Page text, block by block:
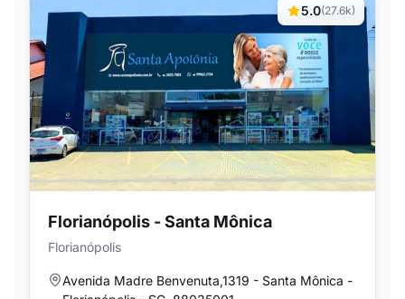
5.0(27.6k)
Florianópolis - Santa Mônica
Florianópolis
Avenida Madre Benvenuta,1319 - Santa Mônica -